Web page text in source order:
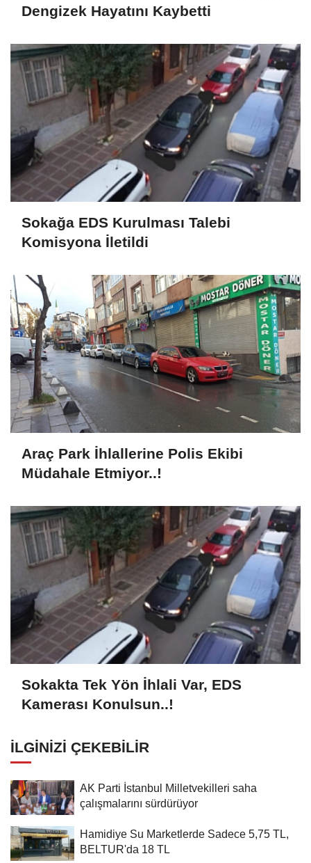
Dengizek Hayatını Kaybetti
Sokağa EDS Kurulması Talebi
Komisyona İletildi
Araç Park İhlallerine Polis Ekibi
Müdahale Etmiyor..!
Sokakta Tek Yön İhlali Var, EDS
Kamerası Konulsun..!
İLGINIZI ÇEKEBILIR
AK Parti İstanbul Milletvekilleri saha
çalışmalarını sürdürüyor
Hamidiye Su Marketlerde Sadece 5,75 TL,
BELTUR'da 18 TL